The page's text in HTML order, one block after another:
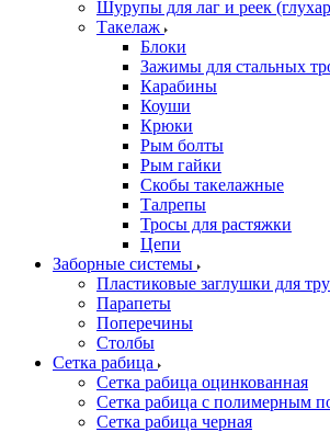
Шурупы для лаг и реек
Такелаж
Блоки
Зажимы для стальных
Карабины
Коуши
Крюки
Рым болты
Рым гайки
Скобы такелажные
Талрепы
Тросы для растяжки
Цепи
Заборные системы
Пластиковые заглушки для
Парапеты
Поперечины
Столбы
Сетка рабица
Сетка рабица оцинкованная
Сетка рабица с полимерным
Сетка рабица черная